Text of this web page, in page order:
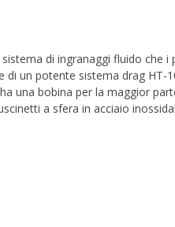
di ingranaggi fluido che
un potente sistema drag
una bobina per la maggior
a sfera in acciaio